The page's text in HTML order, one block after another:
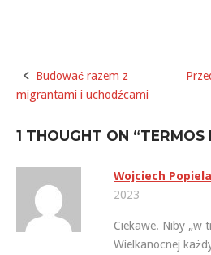
Post
Budować razem z
migrantami i uchodźcami
1 THOUGHT ON “TERMOS
Wojciech Popiela
2023
Ciekawe. Niby „w
Wielkanocnej